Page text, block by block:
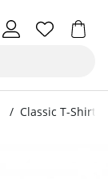
Classic T-Shirt,